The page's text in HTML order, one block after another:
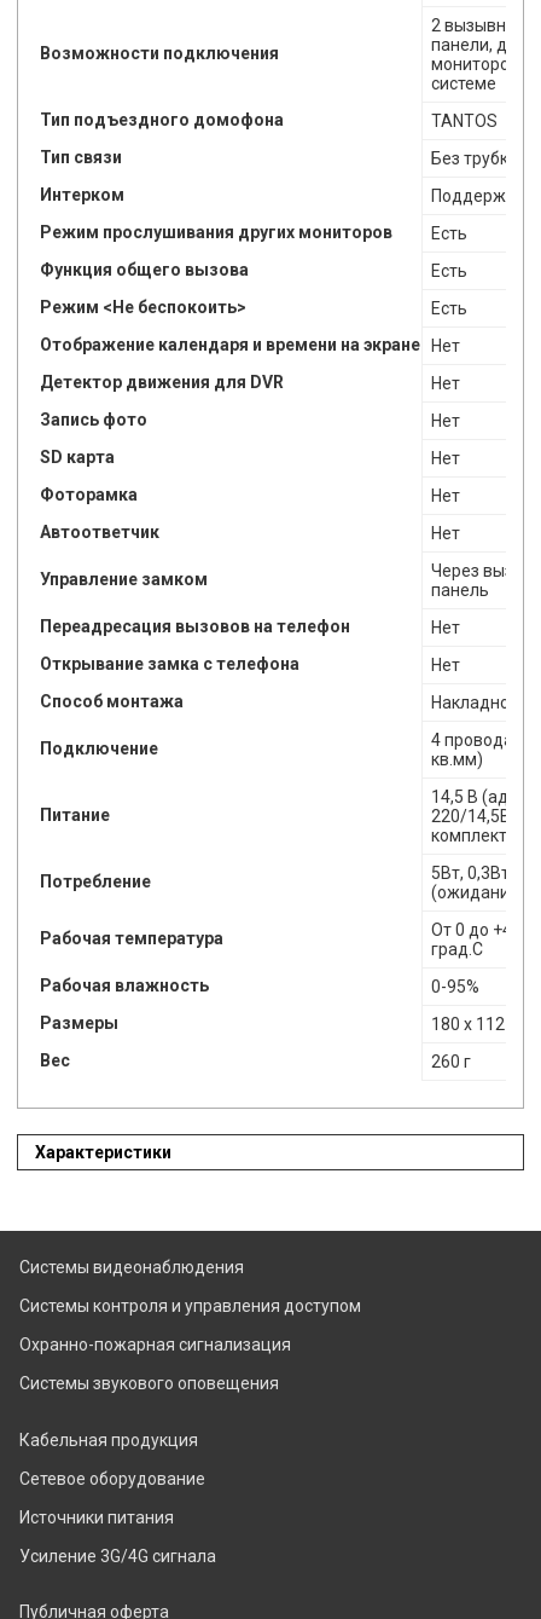
Возможности подключения
2 вызывных
панели, до 4
мониторов в
системе
Тип подъездного домофона
TANTOS
Тип связи
Без трубки
Интерком
Режим прослушивания других мониторов
Есть
Функция общего вызова
Есть
Режим <Не беспокоить>
Есть
Отображение календаря и времени на экране
Нет
Детектор движения для DVR
Нет
Запись фото
Нет
SD карта
Нет
Фоторамка
Нет
Автоответчик
Нет
Управление замком
Через
панель
Переадресация вызовов на телефон
Нет
Открывание замка с телефона
Нет
Способ монтажа
Накладной
Подключение
4 провода
кв.мм)
Питание
14,5 В
220/14,5В в
комплекте)
Потребление
5Вт, 0,3Вт
(ожидание)
Рабочая температура
От 0 до +40
град.С
Рабочая влажность
0-95%
Размеры
180 х 112 х
Вес
260 г
Характеристики
Системы видеонаблюдения
Системы контроля и управления доступом
Охранно-пожарная сигнализация
Системы звукового оповещения
Кабельная продукция
Сетевое оборудование
Источники питания
Усиление 3G/4G сигнала
Публичная оферта